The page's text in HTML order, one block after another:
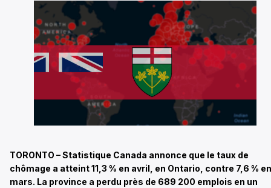
TORONTO – Statistique Canada annonce que le taux de
chômage a atteint 11,3 % en avril, en Ontario, contre 7,6 % en
mars. La province a perdu près de 689 200 emplois en un